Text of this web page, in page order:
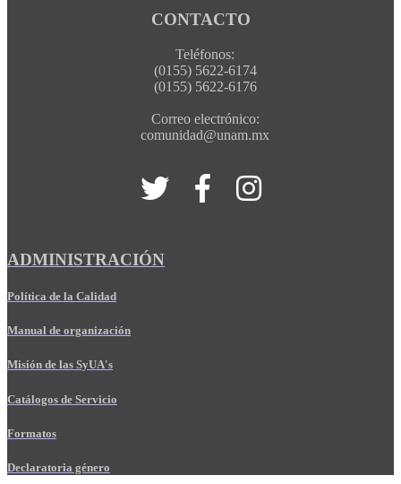
CONTACTO
Teléfonos:
(0155) 5622-6174
(0155) 5622-6176
Correo electrónico:
comunidad@unam.mx
ADMINISTRACIÓN
Política de la Calidad
Manual de organización
Misión de las SyUA's
Catálogos de Servicio
Formatos
Declaratoria género